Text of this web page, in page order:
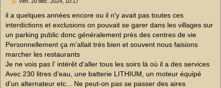
s
s
a
e
n
n
l
il a quelques années encore ou il n'y avait pas toutes ces
interdictions et exclusions on pouvait se garer dans les villages sur
un parking public donc généralement près des centres de vie
Personnellement ça m'allait très bien et souvent nous faisions
marcher les restaurants
Je ne vois pas l' intérêt d'aller tous les soirs là où il a des services
Avec 230 litres d'eau, une batterie LITHIUM, un moteur équipé
d'un alternateur etc... Ne peut-on pas se passer des aires